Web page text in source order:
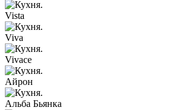
Vista
Viva
Vivace
Айрон
Альба Бьянка